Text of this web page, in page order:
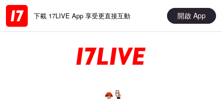
下載 17LIVE App 享受更直接互動 開啟 App